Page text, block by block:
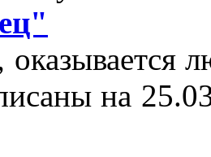
на